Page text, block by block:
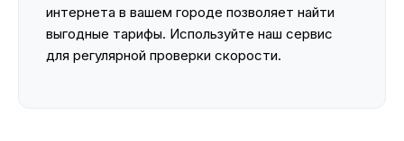
интернета в вашем городе позволяет найти
выгодные тарифы. Используйте наш сервис
для регулярной проверки скорости.